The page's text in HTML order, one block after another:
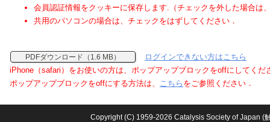
会員認証情報をクッキーに保存します.（チェックを外した場合は
共用のパソコンの場合は、チェックをはずしてください．
PDFダウンロード（1.6 MB）
ログインできない方はこちら
iPhone（safari）をお使いの方は、ポップアップブロックをoffにしてくだ
ポップアップブロックをoffにする方法は、 こちら をご参照ください．
Copyright (C) 1959-2026 Catalysis Society of Japan (